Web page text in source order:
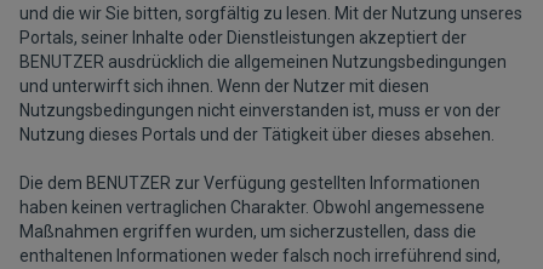
und die wir Sie bitten, sorgfältig zu lesen. Mit der Nutzung unseres
Portals, seiner Inhalte oder Dienstleistungen akzeptiert der
BENUTZER ausdrücklich die allgemeinen Nutzungsbedingungen
und unterwirft sich ihnen. Wenn der Nutzer mit diesen
Nutzungsbedingungen nicht einverstanden ist, muss er von der
Nutzung dieses Portals und der Tätigkeit über dieses absehen.
Die dem BENUTZER zur Verfügung gestellten Informationen
haben keinen vertraglichen Charakter. Obwohl angemessene
Maßnahmen ergriffen wurden, um sicherzustellen, dass die
enthaltenen Informationen weder falsch noch irreführend sind,